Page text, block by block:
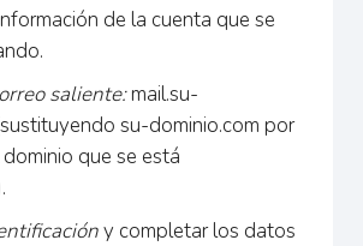
de la cuenta que se
saliente:mail.su-
su-dominio.com por
que se está
y completar los datos